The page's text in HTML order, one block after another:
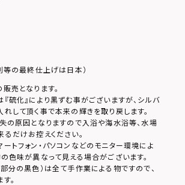
等の最終仕上げは日本）
売となります。
硫化』により黒ずむ事がございますが、シルバ
して頂く事で本来の輝きを取り戻します。
の原因となりますので入浴や海水浴等、水場
だけお控えください。
トフォン・パソコンなどのモニター環境によ
色味が異なって見える場合がございます。
分の黒色）は全て手作業による物ですので、
。